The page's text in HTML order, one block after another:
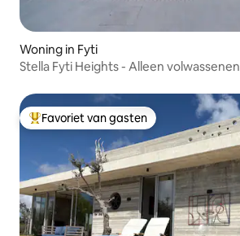
Woning in Fyti
Stella Fyti Heights - Alleen volwassenen
Topfavoriet van gasten
Favoriet van gasten